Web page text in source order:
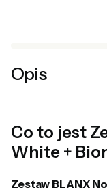
Opis
Co to jest
White +
Zestaw BLANX